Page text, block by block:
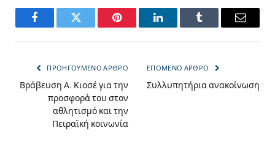
FacebookTwitter Pinterest LinkedInTumblr Email
ΠΡΟΗΓΟΎΜΕΝΟ ΆΡΘΡΟ
Βράβευση Α. Κιοσέ για την
προσφορά του στον
αθλητισμό και την
Πειραϊκή κοινωνία
ΕΠΌΜΕΝΟ ΆΡΘΡΟ
Συλλυπητήρια ανακοίνωση